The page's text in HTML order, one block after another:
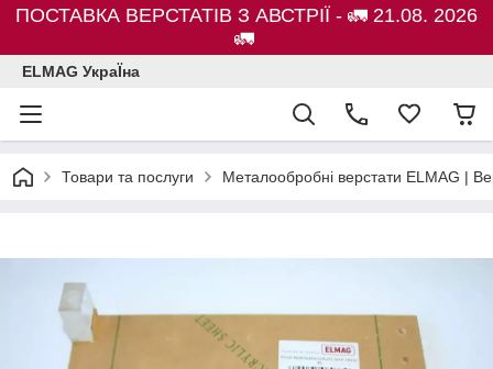
ПОСТАВКА ВЕРСТАТІВ З АВСТРІЇ - 🚛 21.08. 2026
🚛
ELMAG УкраЇна
Товари та послуги Металообробні верстати ELMAG |